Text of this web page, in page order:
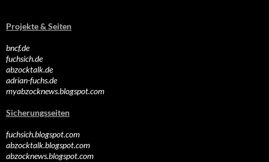
Projekte & Seiten
bncf.de
fuchsich.de
abzocktalk.de
adrian-fuchs.de
myabzocknews.blogspot.com
Sicherungsseiten
fuchsich.blogspot.com
abzocktalk.blogspot.com
abzocknews.blogspot.com